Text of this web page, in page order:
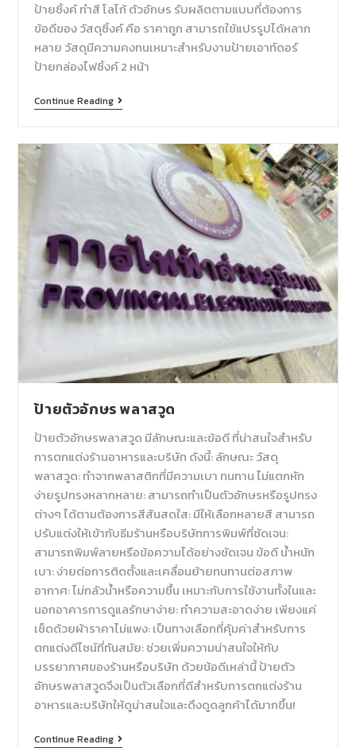
ป้ายซิ้งค์ ทำสี โลโก้ ตัวอักษร รับผลิตตามแบบที่ต้องการ
ข้อดีของ วัสดุซิ้งค์ คือ ราคาถูก สามารถใช้แปรรูปได้หลาก
หลาย วัสดุมีความคงทนเหมาะสำหรับงานป้ายเอาท์ดอร์
ป้ายกล่องไฟซิ้งค์ 2 หน้า
Continue Reading
ป้ายตัวอักษร พลาสวูด
ป้ายตัวอักษรพลาสวูด มีลักษณะและข้อดี ที่น่าสนใจสำหรับ
การตกแต่งร้านอาหารและบริษัท ดังนี้: ลักษณะ วัสดุ
พลาสวูด: ทำจากพลาสติกที่มีความเบา ทนทาน ไม่แตกหัก
ง่ายรูปทรงหลากหลาย: สามารถทำเป็นตัวอักษรหรือรูปทรง
ต่างๆ ได้ตามต้องการสีสันสดใส: มีให้เลือกหลายสี สามารถ
ปรับแต่งให้เข้ากับธีมร้านหรือบริษัทการพิมพ์ที่ชัดเจน:
สามารถพิมพ์ลายหรือข้อความได้อย่างชัดเจน ข้อดี น้ำหนัก
เบา: ง่ายต่อการติดตั้งและเคลื่อนย้ายทนทานต่อสภาพ
อากาศ: ไม่กลัวน้ำหรือความชื้น เหมาะกับการใช้งานทั้งในและ
นอกอาคารการดูแลรักษาง่าย: ทำความสะอาดง่าย เพียงแค่
เช็ดด้วยผ้าราคาไม่แพง: เป็นทางเลือกที่คุ้มค่าสำหรับการ
ตกแต่งดีไซน์ที่ทันสมัย: ช่วยเพิ่มความน่าสนใจให้กับ
บรรยากาศของร้านหรือบริษัท ด้วยข้อดีเหล่านี้ ป้ายตัว
อักษรพลาสวูดจึงเป็นตัวเลือกที่ดีสำหรับการตกแต่งร้าน
อาหารและบริษัทให้ดูน่าสนใจและดึงดูดลูกค้าได้มากขึ้น!
Continue Reading